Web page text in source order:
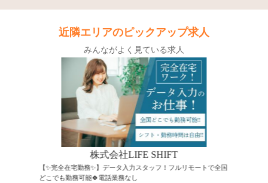
近隣エリアのピックアップ求人
みんながよく見ている求人
株式会社LIFE SHIFT
【✨完全在宅勤務✨】データ入力スタッフ！フルリモートで全国
どこでも勤務可能🍀電話業務なし